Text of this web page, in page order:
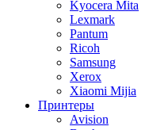
Kyocera Mita
Lexmark
Pantum
Ricoh
Samsung
Xerox
Xiaomi Mijia
Принтеры
Avision